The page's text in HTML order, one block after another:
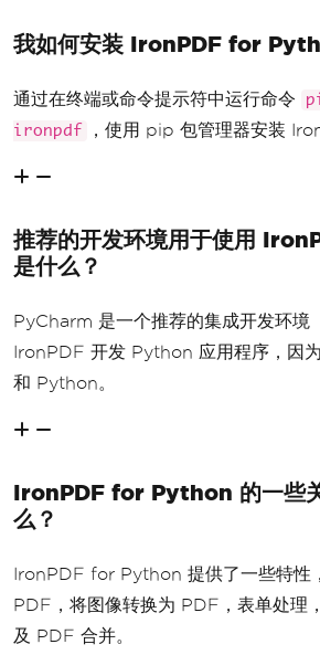
我如何安装 IronPDF for
通过在终端或命令提示符中运行命令
ironpdf
，使用 pip 包管理器安装
推荐的开发环境用于使用
是什么？
PyCharm 是一个推荐的集成开发环境
IronPDF 开发 Python 应用程序，因
和 Python。
IronPDF for Python 的一些
么？
IronPDF for Python 提供了一些特性
PDF，将图像转换为 PDF，表单处理
及 PDF 合并。